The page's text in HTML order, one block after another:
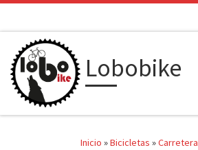
Lobobike
Inicio »Bicicletas »Carretera